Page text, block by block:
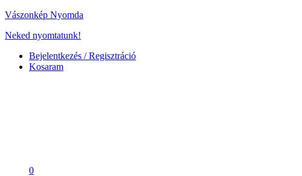
Vászonkép Nyomda
Neked nyomtatunk!
Bejelentkezés / Regisztráció
Kosaram
0